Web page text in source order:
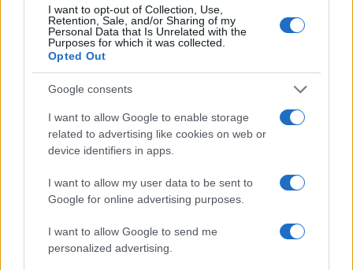
I want to opt-out of Collection, Use,
Retention, Sale, and/or Sharing of my
Personal Data that Is Unrelated with the
Purposes for which it was collected.
Opted Out
Google consents
I want to allow Google to enable storage
related to advertising like cookies on web or
device identifiers in apps.
I want to allow my user data to be sent to
Google for online advertising purposes.
I want to allow Google to send me
personalized advertising.